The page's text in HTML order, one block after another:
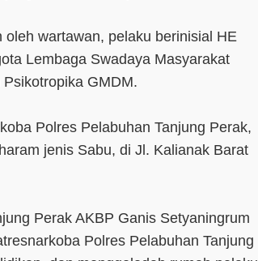
oleh wartawan, pelaku berinisial HE
Lembaga Swadaya Masyarakat
GMDM.
Polres Pelabuhan Tanjung Perak,
jenis Sabu, di Jl. Kalianak Barat
Perak AKBP Ganis Setyaningrum
Polres Pelabuhan Tanjung